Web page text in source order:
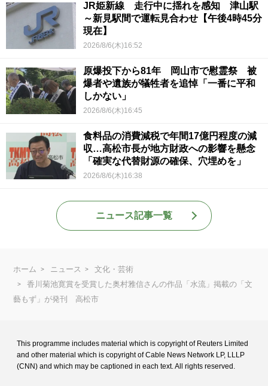
JR姫新線 走行中に揺れを感知 津山駅
～新見駅間で運転見合わせ【午後4時45分
現在】
2026/8/6(木)16:52
原爆投下から81年 岡山市で慰霊祭 被
爆者や遺族が犠牲者を追悼「一番に平和
しかない」
2026/8/6(木)16:45
食料品の消費減税で年間17億円程度の減
収…高松市長が地方財政への影響を懸念
「確実な代替財源の確保、穴埋めを」
2026/8/6(木)16:38
ニュース記事一覧
ホーム ニュース
文化・芸術
香川菊池寛賞を受賞した奥村雅信さんの作品「水流」掲載の「文
藝もず」が発刊 高松市
This programme includes material which is copyright of Reuters Limited
and other material which is copyright of Cable News Network LP, LLLP
(CNN) and which may be captioned in each text. All rights reserved.